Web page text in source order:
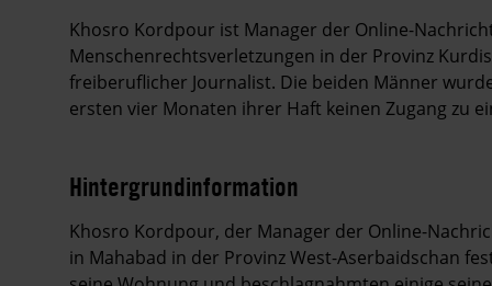
Khosro Kordpour ist Manager der Online-
Menschenrechtsverletzungen in der Provinz
freiberuflicher Journalist. Die beiden Männer
ersten vier Monaten ihrer Haft keinen Zugang zu
Hintergrundinformation
Hintergrund
Khosro Kordpour, der Manager der Online-
in Mahabad in der Provinz West-Aserbaidschan